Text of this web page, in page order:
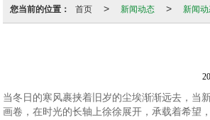
您当前的位置： 首页 > 新闻动态 > 新闻
当冬日的寒风裹挟着旧岁的尘埃渐渐远去，当
画卷，在时光的长轴上徐徐展开，承载着希望